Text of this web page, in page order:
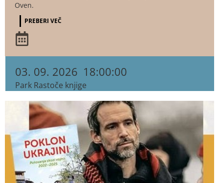
Oven.
PREBERI VEČ
03. 09. 2026 18:00:00
Park Rastoče knjige